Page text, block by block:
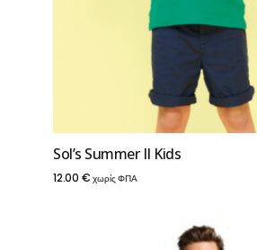
Sol’s Summer II Kids
12.00 € χωρίς ΦΠΑ